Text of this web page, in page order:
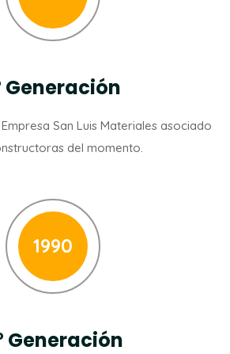
Generación
San Luis Materiales asociado
del momento.
1990
Generación